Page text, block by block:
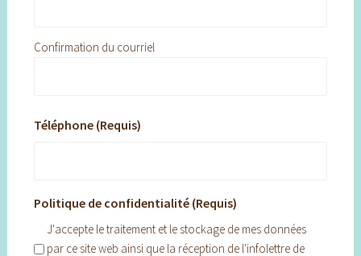
Confirmation du courriel
Téléphone (Requis)
Politique de confidentialité (Requis)
J'accepte le traitement et le stockage de mes données
par ce site web ainsi que la réception de l'infolettre de